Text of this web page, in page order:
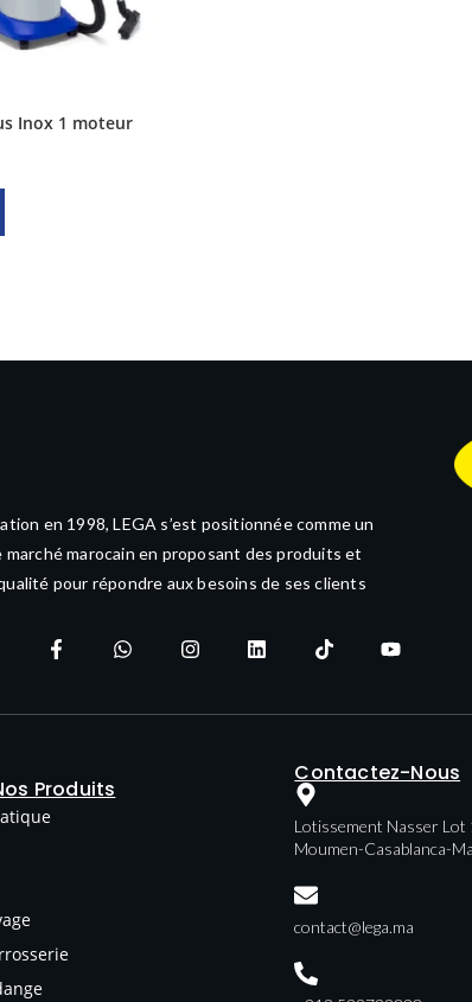
Inox 1 moteur
en 1998, LEGA s’est positionnée comme un
marché marocain en proposant des produits et
pour répondre aux besoins de ses clients
Produits
Contactez-Nous
Lotissement Nasser Lot
Moumen-Casablanca-
contact@lega.ma